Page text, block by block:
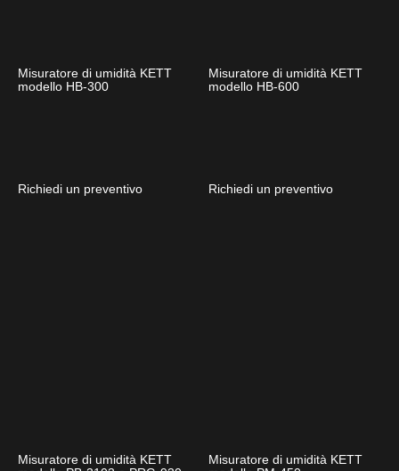
Misuratore di umidità KETT
modello HB-300
Richiedi un preventivo
Misuratore di umidità KETT
modello HB-600
Richiedi un preventivo
Misuratore di umidità KETT
Misuratore di umidità KETT